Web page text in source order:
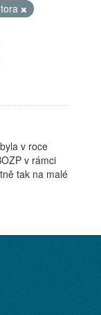
v roce
v rámci
tak na malé